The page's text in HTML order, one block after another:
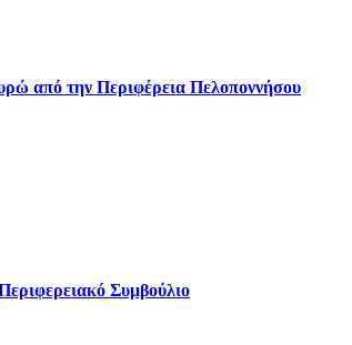
από την Περιφέρεια Πελοποννήσου
Συμβούλιο